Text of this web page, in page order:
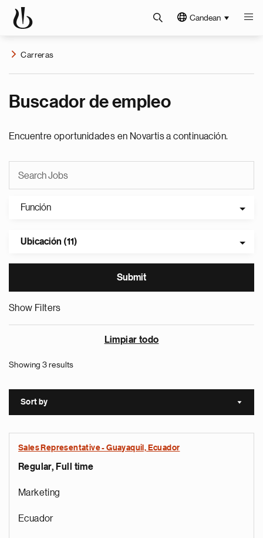
Candean
Carreras
Buscador de empleo
Encuentre oportunidades en Novartis a continuación.
Función
Ubicación (11)
Show Filters
Limpiar todo
Showing 3 results
Sort by Sort
Sales Representative - Guayaquil, Ecuador
Regular, Full time
Marketing
Ecuador